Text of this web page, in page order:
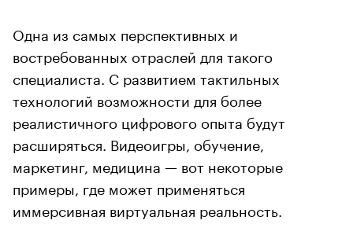
Одна из самых перспективных и
востребованных отраслей для такого
специалиста. С развитием тактильных
технологий возможности для более
реалистичного цифрового опыта будут
расширяться. Видеоигры, обучение,
маркетинг, медицина — вот некоторые
примеры, где может применяться
иммерсивная виртуальная реальность.